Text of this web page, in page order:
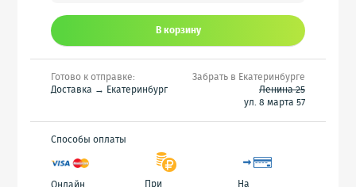
В корзину
Готово к отправке:
Доставка → Екатеринбург
Забрать в Екатеринбурге
Ленина 25
ул. 8 марта 57
Способы оплаты